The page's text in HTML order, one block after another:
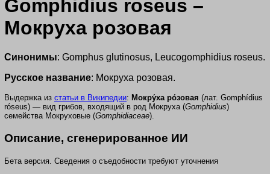
Gomphidius roseus –
Мокруха розовая
Синонимы: Gomphus glutinosus, Leucogomphidius roseus.
Русское название: Мокруха розовая.
Выдержка из статьи в Википедии: Мокру́ха ро́зовая (лат. Gomphídius
róseus) — вид грибов, входящий в род Мокруха (Gomphidius)
семейства Мокруховые (Gomphidiaceae).
Описание, сгенерированное ИИ
Бета версия. Сведения о съедобности требуют уточнения